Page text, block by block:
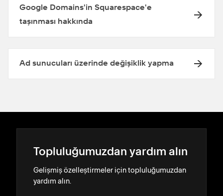
Google Domains'in Squarespace'e
taşınması hakkında
Ad sunucuları üzerinde değişiklik yapma
Topluluğumuzdan yardım alın
Gelişmiş özelleştirmeler için topluluğumuzdan
yardım alın.